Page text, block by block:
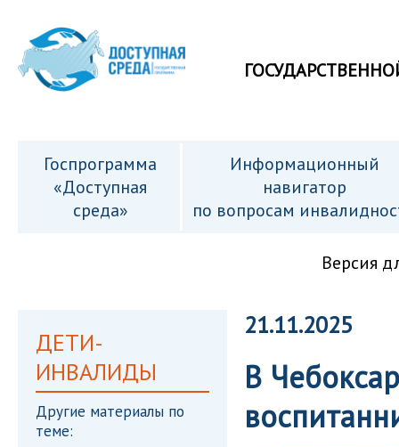
Госпрограмма
«Доступная
среда»
Информационный
навигатор
по вопросам
Версия
ДЕТИ-
ИНВАЛИДЫ
Другие материалы по
теме:
21.11.2025
В